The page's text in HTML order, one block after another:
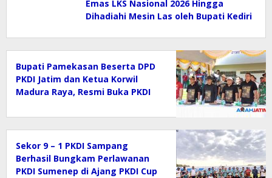
Emas LKS Nasional 2026 Hingga
Dihadiahi Mesin Las oleh Bupati Kediri
Bupati Pamekasan Beserta DPD
PKDI Jatim dan Ketua Korwil
Madura Raya, Resmi Buka PKDI
Sekor 9 – 1 PKDI Sampang
Berhasil Bungkam Perlawanan
PKDI Sumenep di Ajang PKDI Cup